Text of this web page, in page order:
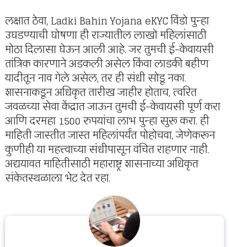
लक्षात ठेवा, Ladki Bahin Yojana eKYC विंडो पुन्हा
उघडण्याची घोषणा ही राज्यातील लाखो महिलांसाठी
मोठा दिलासा घेऊन आली आहे. जर तुमची ई-केवायसी
तांत्रिक कारणाने अडकली असेल किंवा लाडकी बहीण
यादीतून नाव गेले असेल, तर ही संधी सोडू नका.
शासनाकडून अधिकृत तारीख जाहीर होताच, त्वरित
जवळच्या सेवा केंद्रात जाऊन तुमची ई-केवायसी पूर्ण करा
आणि दरमहा 1500 रुपयांचा लाभ पुन्हा सुरू करा. ही
माहिती जास्तीत जास्त महिलांपर्यंत पोहोचवा, जेणेकरून
कुणीही या महत्त्वाच्या संधीपासून वंचित राहणार नाही.
अद्ययावत माहितीसाठी महाराष्ट्र शासनाच्या अधिकृत
संकेतस्थळाला भेट देत रहा.